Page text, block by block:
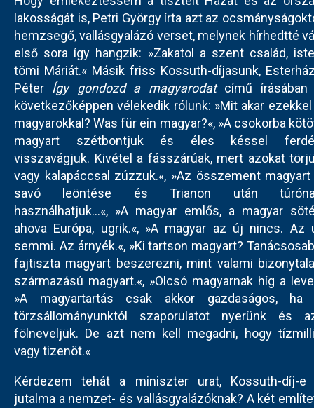
lakosságát is, Petri György írta azt az
hemzsegő, vallásgyalázó verset, melynek hírhedtté
első sora így hangzik: »Zakatol a szent család,
tömi Máriát.« Másik friss Kossuth-díjasunk,
Péter Így gondozd a magyarodatcímű írásában
következőképpen vélekedik rólunk: »Mit akar ezekkel
magyarokkal? Was für ein magyar?«, »A csokorba
magyart szétbontjuk és éles késsel
visszavágjuk. Kivétel a fásszárúak, mert azokat
vagy kalapáccsal zúzzuk.«, »Az összement magyart
savó leöntése és Trianon után
használhatjuk...«, »A magyar emlős, a magyar
ahova Európa, ugrik.«, »A magyar az új nincs. Az
semmi. Az árnyék.«, »Ki tartson magyart?
fajtiszta magyart beszerezni, mint valami
származású magyart.«, »Olcsó magyarnak híg a
»A magyartartás csak akkor gazdaságos, ha
törzsállományunktól szaporulatot nyerünk és
fölneveljük. De azt nem kell megadni, hogy
vagy tizenöt.«
Kérdezem tehát a miniszter urat, Kossuth-díj-e
jutalma a nemzet- és vallásgyalázóknak? A két